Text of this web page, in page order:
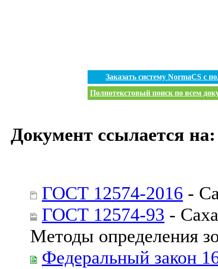
Заказать систему NormaCS с
Полнотекстовый поиск по всем
Документ ссылается на:
ГОСТ 12574-2016 -
ГОСТ 12574-93 -
Методы определения
Федеральный закон